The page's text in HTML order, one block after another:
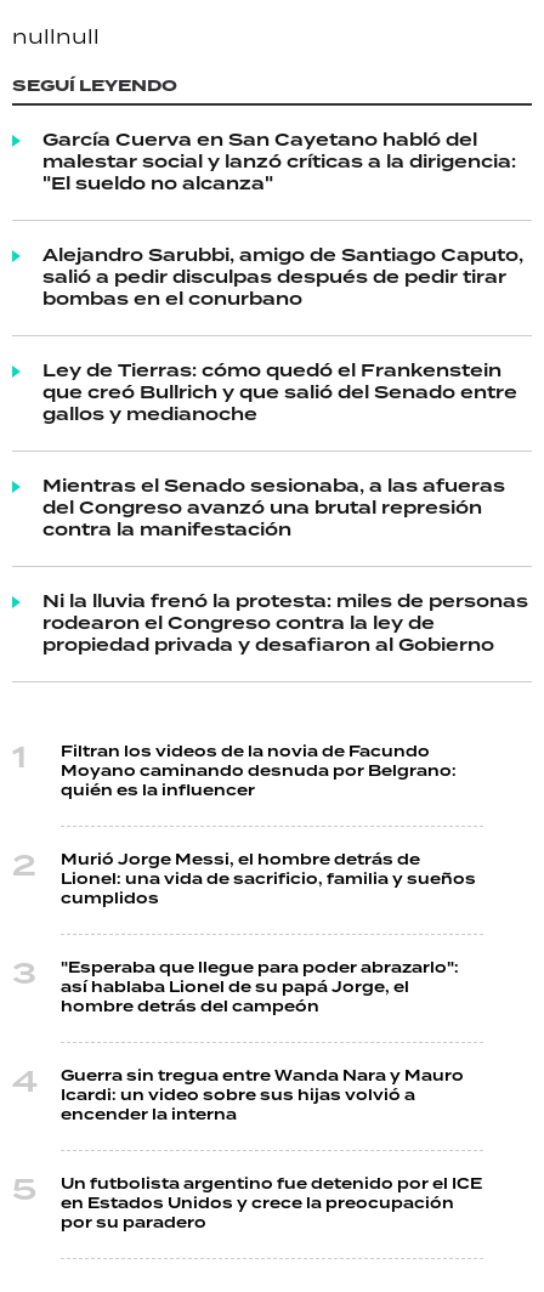
nullnull
SEGUÍ LEYENDO
García Cuerva en San Cayetano habló del
malestar social y lanzó críticas a la dirigencia:
"El sueldo no alcanza"
Alejandro Sarubbi, amigo de Santiago Caputo,
salió a pedir disculpas después de pedir tirar
bombas en el conurbano
Ley de Tierras: cómo quedó el Frankenstein
que creó Bullrich y que salió del Senado entre
gallos y medianoche
Mientras el Senado sesionaba, a las afueras
del Congreso avanzó una brutal represión
contra la manifestación
Ni la lluvia frenó la protesta: miles de personas
rodearon el Congreso contra la ley de
propiedad privada y desafiaron al Gobierno
Filtran los videos de la novia de Facundo
Moyano caminando desnuda por Belgrano:
quién es la influencer
Murió Jorge Messi, el hombre detrás de
Lionel: una vida de sacrificio, familia y sueños
cumplidos
"Esperaba que llegue para poder abrazarlo":
así hablaba Lionel de su papá Jorge, el
hombre detrás del campeón
Guerra sin tregua entre Wanda Nara y Mauro
Icardi: un video sobre sus hijas volvió a
encender la interna
Un futbolista argentino fue detenido por el ICE
en Estados Unidos y crece la preocupación
por su paradero